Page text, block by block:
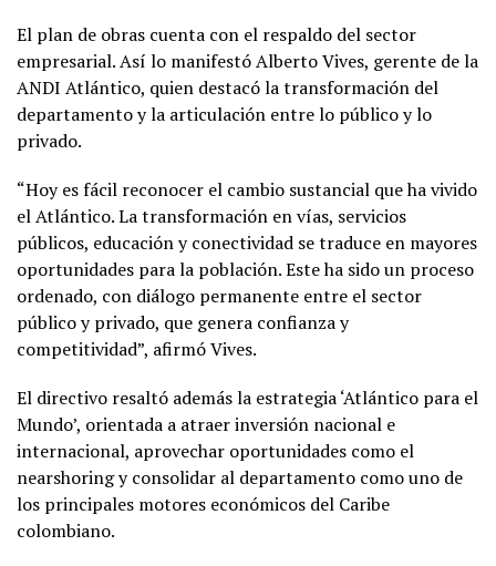
El plan de obras cuenta con el respaldo del sector
empresarial. Así lo manifestó Alberto Vives, gerente de la
ANDI Atlántico, quien destacó la transformación del
departamento y la articulación entre lo público y lo
privado.
“Hoy es fácil reconocer el cambio sustancial que ha vivido
el Atlántico. La transformación en vías, servicios
públicos, educación y conectividad se traduce en mayores
oportunidades para la población. Este ha sido un proceso
ordenado, con diálogo permanente entre el sector
público y privado, que genera confianza y
competitividad”, afirmó Vives.
El directivo resaltó además la estrategia ‘Atlántico para el
Mundo’, orientada a atraer inversión nacional e
internacional, aprovechar oportunidades como el
nearshoring y consolidar al departamento como uno de
los principales motores económicos del Caribe
colombiano.